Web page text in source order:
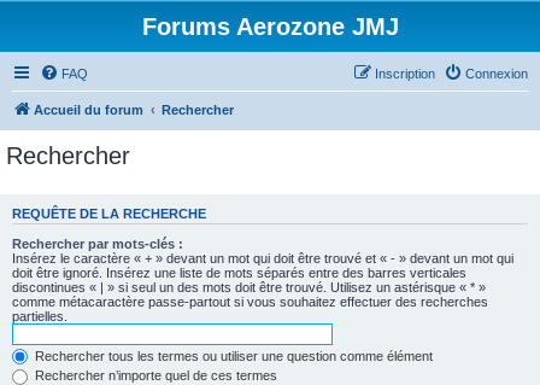
Forums Aerozone JMJ
FAQ Connexion
Inscription
Accueil du forum Rechercher
Rechercher
REQUÊTE DE LA RECHERCHE
Rechercher par mots-clés :
Insérez le caractère « + » devant un mot qui doit être trouvé et « - » devant un mot qui
doit être ignoré. Insérez une liste de mots séparés entre des barres verticales
discontinues « | » si seul un des mots doit être trouvé. Utilisez un astérisque « * »
comme métacaractère passe-partout si vous souhaitez effectuer des recherches
partielles.
Rechercher tous les termes ou utiliser une question comme élément
Rechercher n’importe quel de ces termes